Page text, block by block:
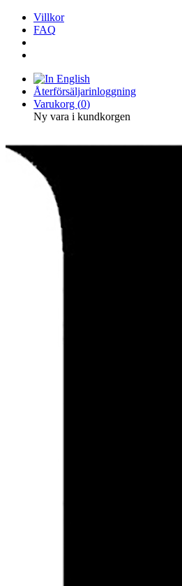
Villkor
FAQ
Återförsäljarinloggning
Varukorg (0)
Ny vara i kundkorgen